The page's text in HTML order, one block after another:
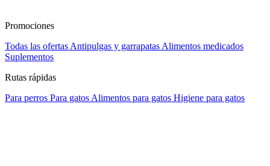
Promociones
Todas las ofertas Antipulgas y garrapatas Alimentos medicados
Suplementos
Rutas rápidas
Para perros Para gatos Alimentos para gatos Higiene para gatos